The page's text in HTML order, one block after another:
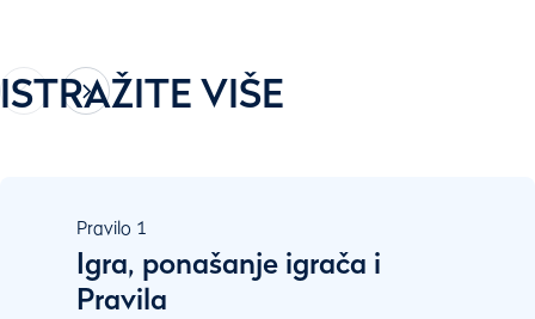
ISTRAŽITE VIŠE
Pravilo 1
Igra, ponašanje igrača i
Pravila